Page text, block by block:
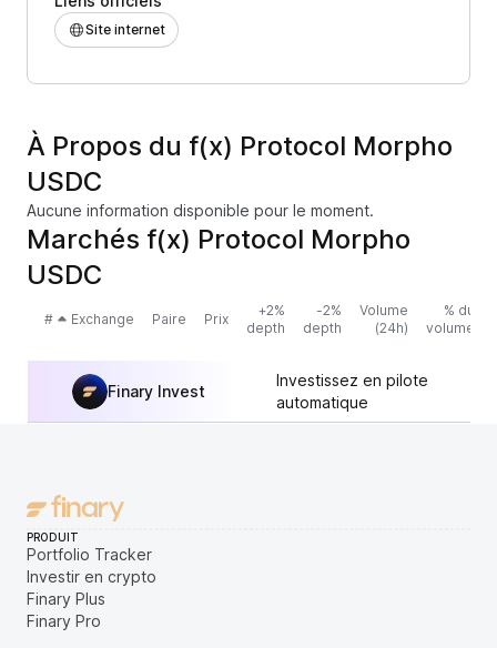
Site internet
À Propos du f(x) Protocol Morpho
USDC
Aucune information disponible pour le moment.
Marchés f(x) Protocol Morpho
USDC
# Exchange Paire Prix
+2%
depth
-2%
depth
Volume
(24h)
% du
volume
Finary Invest
Investissez en pilote
automatique
PRODUIT
Portfolio Tracker
Investir en crypto
Finary Plus
Finary Pro